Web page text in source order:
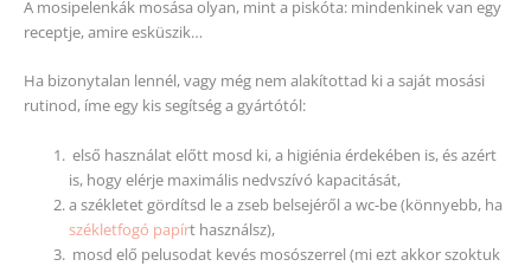
A mosipelenkák mosása olyan, mint a piskóta: mindenkinek van egy
receptje, amire esküszik…
Ha bizonytalan lennél, vagy még nem alakítottad ki a saját mosási
rutinod, íme egy kis segítség a gyártótól:
első használat előtt mosd ki, a higiénia érdekében is, és azért
is, hogy elérje maximális nedvszívó kapacitását,
a székletet gördítsd le a zseb belsejéről a wc-be (könnyebb, ha
székletfogó papírt használsz),
mosd elő pelusodat kevés mosószerrel (mi ezt akkor szoktuk